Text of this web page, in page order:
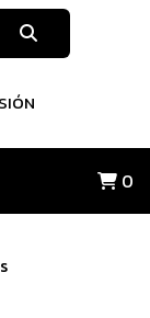
0